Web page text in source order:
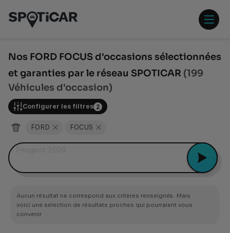
contenu
pied
Nos FORD FOCUS d'occasions sélectionnées
et garanties par le réseau SPOTICAR (199
Véhicules d'occasion)
Configurer les filtres 2
FORD FOCUS
Aucun résultat ne correspond aux critères renseignés. Mais
voici une sélection de résultats proches qui pourraient vous
convenir